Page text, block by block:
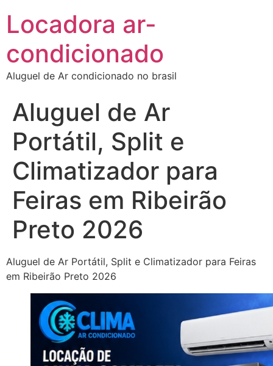
Locadora ar-
condicionado
Aluguel de Ar condicionado no brasil
Aluguel de Ar
Portátil, Split e
Climatizador para
Feiras em Ribeirão
Preto 2026
Aluguel de Ar Portátil, Split e Climatizador para Feiras
em Ribeirão Preto 2026